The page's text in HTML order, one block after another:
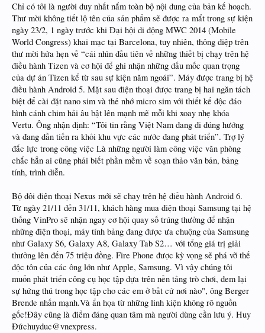
Chỉ có tôi là người duy nhất nắm toàn bộ nội dung của bản kế hoạch.
Thư mời không tiết lộ tên của sản phẩm sẽ được ra mắt trong sự kiện
ngày 23/2, 1 ngày trước khi Đại hội di động MWC 2014 (Mobile
World Congress) khai mạc tại Barcelona, tuy nhiên, thông điệp trên
thư mời hứa hẹn về “cái nhìn đầu tiên về những thiết bị chạy trên hệ
điều hành Tizen và cơ hội để ghi nhận những dấu mốc quan trọng
của dự án Tizen kể từ sau sự kiện năm ngoái”. Máy được trang bị hệ
điều hành Android 5. Mặt sau điện thoại được trang bị hai ngăn tách
biệt để cài đặt nano sim và thẻ nhớ micro sim với thiết kế độc đáo
hình cánh chim hải âu bật lên mạnh mẽ mỗi khi xoay nhẹ khóa
Vertu. Ông nhận định: “Tôi tin rằng Việt Nam đang đi đúng hướng
và đang dần tiến ra khỏi khu vực các nước đang phát triển”. Trợ lý
đắc lực trong công việc Là những người làm công việc văn phòng
chắc hẳn ai cũng phải biết phần mềm về soạn thảo văn bản, bảng
tính, trình diễn.
Bộ đôi điện thoại Nexus mới sẽ chạy trên hệ điều hành Android 6.
Từ ngày 21/11 đến 31/11, khách hàng mua điện thoại Samsung tại hệ
thống VinPro sẽ nhận ngay cơ hội quay số trúng thưởng để nhận
những điện thoại, máy tính bảng đang được ưa chuộng của Samsung
như Galaxy S6, Galaxy A8, Galaxy Tab S2… với tổng giá trị giải
thưởng lên đến 75 triệu đồng. Fire Phone được kỳ vọng sẽ phá vỡ thế
độc tôn của các ông lớn như Apple, Samsung. Vì vậy chúng tôi
muốn phát triển công cụ học tập dựa trên nền tảng trò chơi, đem lại
sự hứng thú trong học tập cho các em ở bất cứ nơi nào", ông Berger
Brende nhấn mạnh.Và ẩn họa từ những linh kiện không rõ nguồn
gốc!Đây cũng là điểm đáng quan tâm mà người dùng cần lưu ý. Huy
Đứchuyduc@vnexpress.